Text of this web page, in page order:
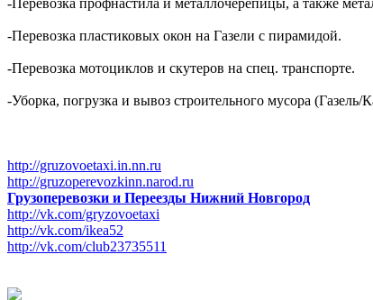
-Перевозка профнастила и металлочерепицы, а также
-Перевозка пластиковых окон на Газели с пирамидой.
-Перевозка мотоциклов и скутеров на спец. транспорте.
-Уборка, погрузка и вывоз строительного мусора (Газель/
http://gruzovoetaxi.in.nn.ru
http://gruzoperevozkinn.narod.ru
Грузоперевозки и Переезды Нижний Новгород
http://vk.com/gryzovoetaxi
http://vk.com/ikea52
http://vk.com/club23735511